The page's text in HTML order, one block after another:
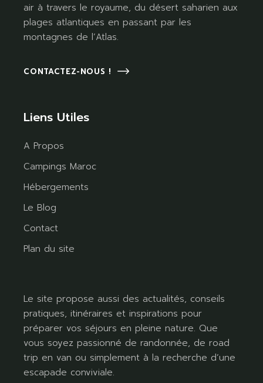
air à travers le royaume, du désert saharien aux
plages atlantiques en passant par les
montagnes de l’Atlas.
CONTACTEZ-NOUS !
Liens Utiles
A Propos
Campings Maroc
Hébergements
Le Blog
Contact
Plan du site
Le site propose aussi des actualités, conseils
pratiques, itinéraires et inspirations pour
préparer vos séjours en pleine nature. Que
vous soyez passionné de randonnée, de road
trip en van ou simplement à la recherche d’une
escapade conviviale.